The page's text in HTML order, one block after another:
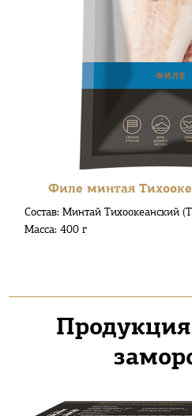
Филе минтая
Состав: Минтай Тихоокеанский
Масса: 400 г